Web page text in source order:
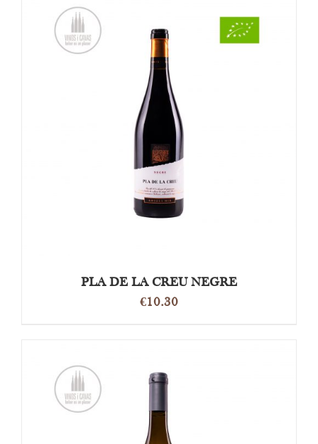
OPTIES SELECTEREN
PLA DE LA CREU NEGRE
€10.30